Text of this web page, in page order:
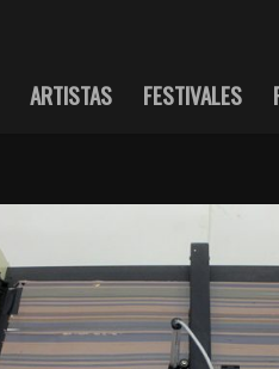
ARTISTAS FESTIVALES